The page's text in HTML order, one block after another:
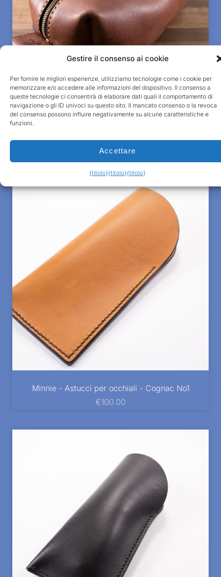
Gestire il consenso ai cookie
Per fornire le migliori esperienze, utilizziamo tecnologie come i cookie per
memorizzare e/o accedere alle informazioni del dispositivo. Il consenso a
queste tecnologie ci consentirà di elaborare dati quali il comportamento di
navigazione o gli ID univoci su questo sito. Il mancato consenso o la revoca
del consenso possono influire negativamente su alcune caratteristiche e
funzioni.
Accettare
{titolo}{titolo}{titolo}
Vättern - Dopp kit grande - Cognac No2, cerniera
600.00
Minnie - Astucci per occhiali - Cognac No1
€100.00